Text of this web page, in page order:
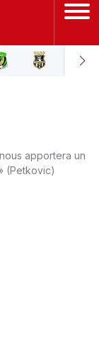
apportera un
(Petkovic)